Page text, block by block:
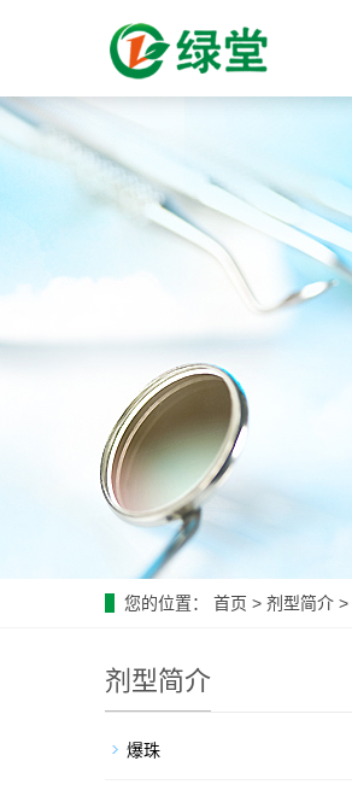
您的位置： 首页 > 剂型简介 >
剂型简介
爆珠